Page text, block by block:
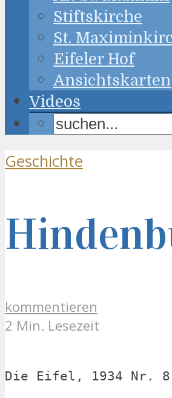
Stiftskirche
St.
Eifeler Hof
Ansichtskarten
Videos
Geschichte
kommentieren
2 Min. Lesezeit
Die Eifel, 1934 Nr.